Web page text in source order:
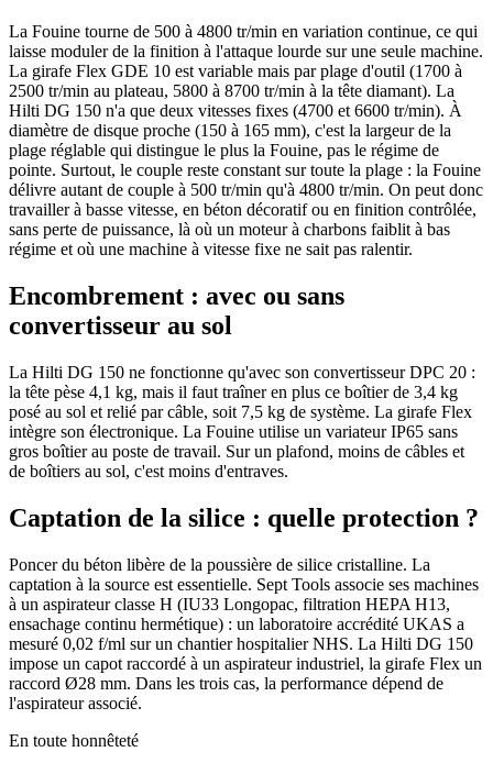
La Fouine tourne de 500 à 4800 tr/min en variation continue, ce qui
laisse moduler de la finition à l'attaque lourde sur une seule machine.
La girafe Flex GDE 10 est variable mais par plage d'outil (1700 à
2500 tr/min au plateau, 5800 à 8700 tr/min à la tête diamant). La
Hilti DG 150 n'a que deux vitesses fixes (4700 et 6600 tr/min). À
diamètre de disque proche (150 à 165 mm), c'est la largeur de la
plage réglable qui distingue le plus la Fouine, pas le régime de
pointe. Surtout, le couple reste constant sur toute la plage : la Fouine
délivre autant de couple à 500 tr/min qu'à 4800 tr/min. On peut donc
travailler à basse vitesse, en béton décoratif ou en finition contrôlée,
sans perte de puissance, là où un moteur à charbons faiblit à bas
régime et où une machine à vitesse fixe ne sait pas ralentir.
Encombrement : avec ou sans
convertisseur au sol
La Hilti DG 150 ne fonctionne qu'avec son convertisseur DPC 20 :
la tête pèse 4,1 kg, mais il faut traîner en plus ce boîtier de 3,4 kg
posé au sol et relié par câble, soit 7,5 kg de système. La girafe Flex
intègre son électronique. La Fouine utilise un variateur IP65 sans
gros boîtier au poste de travail. Sur un plafond, moins de câbles et
de boîtiers au sol, c'est moins d'entraves.
Captation de la silice : quelle protection ?
Poncer du béton libère de la poussière de silice cristalline. La
captation à la source est essentielle. Sept Tools associe ses machines
à un aspirateur classe H (IU33 Longopac, filtration HEPA H13,
ensachage continu hermétique) : un laboratoire accrédité UKAS a
mesuré 0,02 f/ml sur un chantier hospitalier NHS. La Hilti DG 150
impose un capot raccordé à un aspirateur industriel, la girafe Flex un
raccord Ø28 mm. Dans les trois cas, la performance dépend de
l'aspirateur associé.
En toute honnêteté